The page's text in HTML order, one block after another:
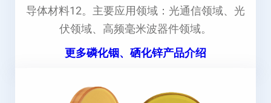
导体材料12。主要应用领域：光通信领域、光
伏领域、高频毫米波器件领域。
更多磷化铟、硒化锌产品介绍